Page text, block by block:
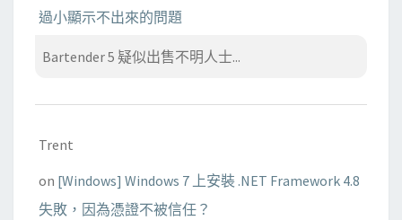
過小顯示不出來的問題
Bartender 5 疑似出售不明人士...
Trent
on [Windows] Windows 7 上安裝 .NET Framework 4.8
失敗，因為憑證不被信任？